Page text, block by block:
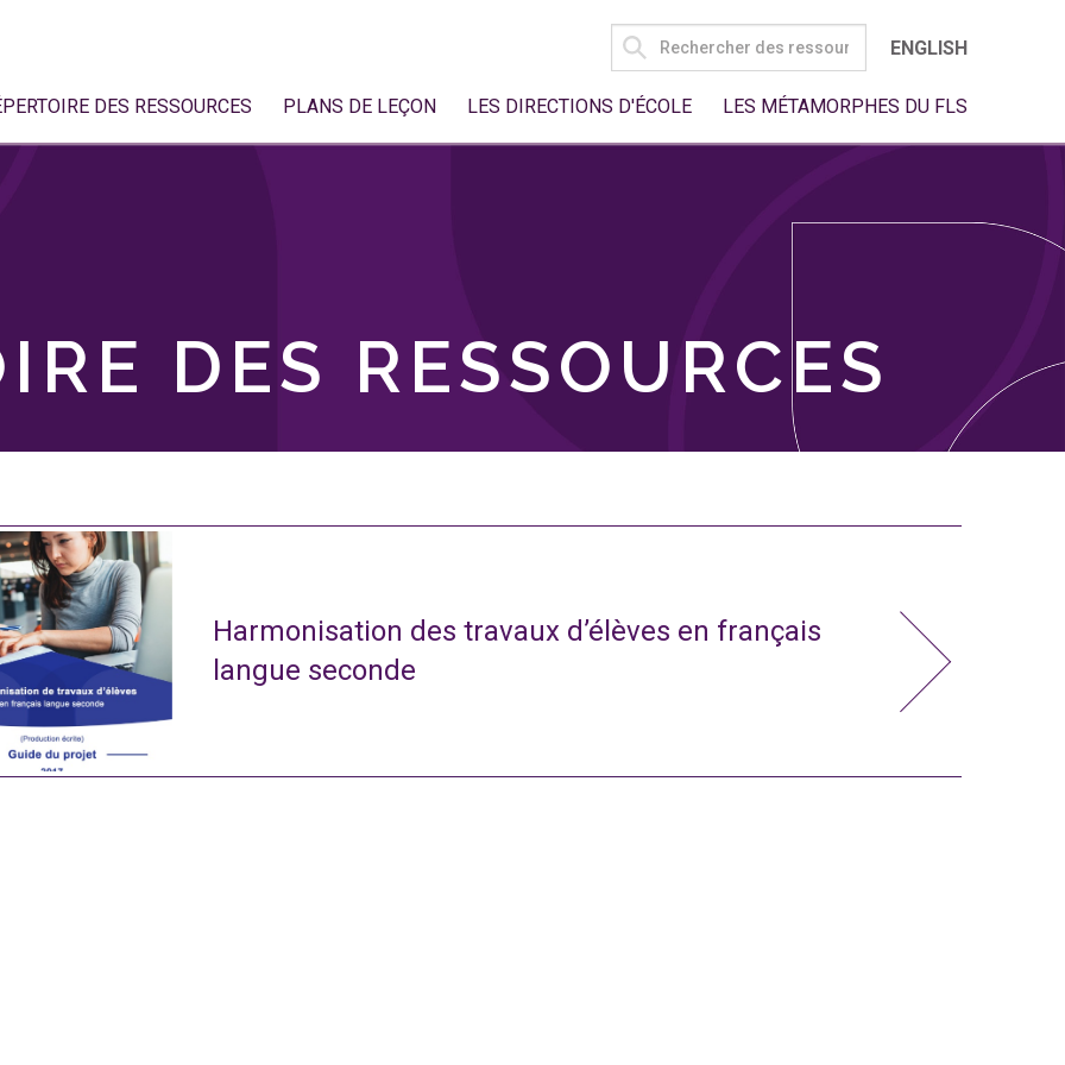
SEARCH
FOR:
ENGLISH
DES RESSOURCES PLANS DE LEÇON LES DIRECTIONS D'ÉCOLE LES MÉTAMORPHES DU FLS
DES RESSOURCES
Harmonisation des travaux d’élèves en français
langue seconde